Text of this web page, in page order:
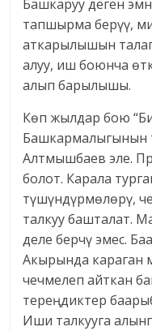
Башкаруу деген
тапшырма берүү,
аткарылышын
алуу, иш боюнча
алып барылышы.
Көп жылдар бою
Башкармалыгынын
Алтмышбаев эле.
болот. Карала
түшүндүрмөлөрү,
талкуу башталат.
деле берчү эмес.
Акырында караган
чечмелеп айткан
тереңдиктер
Иши талкууга